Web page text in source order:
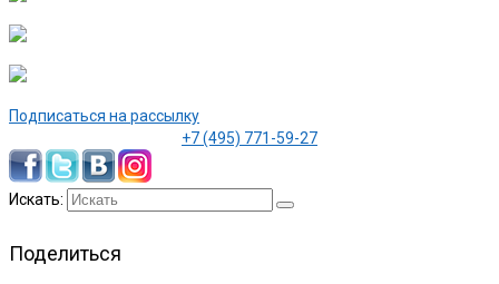
Подписаться на рассылку
+7 (495) 771-59-27
Искать:
Поделиться